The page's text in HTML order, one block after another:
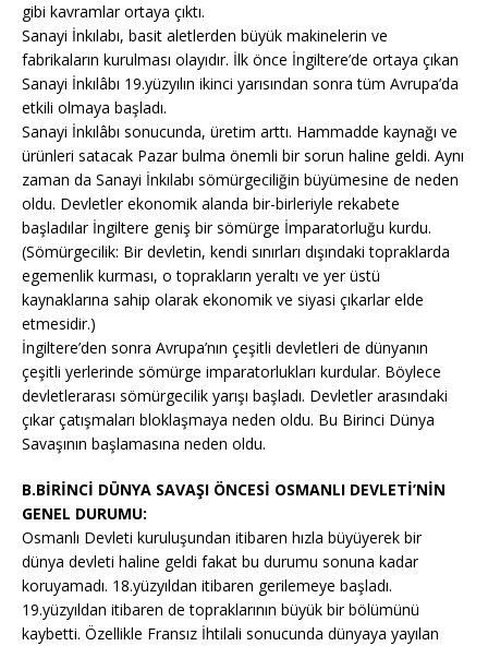
gibi kavramlar ortaya çıktı.
Sanayi İnkılabı, basit aletlerden büyük makinelerin ve
fabrikaların kurulması olayıdır. İlk önce İngiltere’de ortaya çıkan
Sanayi İnkılâbı 19.yüzyılın ikinci yarısından sonra tüm Avrupa’da
etkili olmaya başladı.
Sanayi İnkılâbı sonucunda, üretim arttı. Hammadde kaynağı ve
ürünleri satacak Pazar bulma önemli bir sorun haline geldi. Aynı
zaman da Sanayi İnkılabı sömürgeciliğin büyümesine de neden
oldu. Devletler ekonomik alanda bir-birleriyle rekabete
başladılar İngiltere geniş bir sömürge İmparatorluğu kurdu.
(Sömürgecilik: Bir devletin, kendi sınırları dışındaki topraklarda
egemenlik kurması, o toprakların yeraltı ve yer üstü
kaynaklarına sahip olarak ekonomik ve siyasi çıkarlar elde
etmesidir.)
İngiltere’den sonra Avrupa’nın çeşitli devletleri de dünyanın
çeşitli yerlerinde sömürge imparatorlukları kurdular. Böylece
devletlerarası sömürgecilik yarışı başladı. Devletler arasındaki
çıkar çatışmaları bloklaşmaya neden oldu. Bu Birinci Dünya
Savaşının başlamasına neden oldu.
B.BİRİNCİ DÜNYA SAVAŞI ÖNCESİ OSMANLI DEVLETİ’NİN
GENEL DURUMU:
Osmanlı Devleti kuruluşundan itibaren hızla büyüyerek bir
dünya devleti haline geldi fakat bu durumu sonuna kadar
koruyamadı. 18.yüzyıldan itibaren gerilemeye başladı.
19.yüzyıldan itibaren de topraklarının büyük bir bölümünü
kaybetti. Özellikle Fransız İhtilali sonucunda dünyaya yayılan